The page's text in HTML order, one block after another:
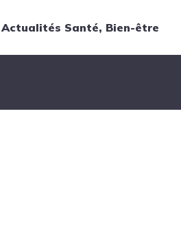
Actualités Santé, Bien-être